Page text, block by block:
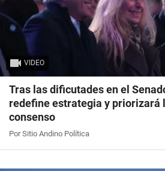
VIDEO
Tras las dificutades en el
redefine estrategia y priorizará
consenso
Por Sitio Andino Política